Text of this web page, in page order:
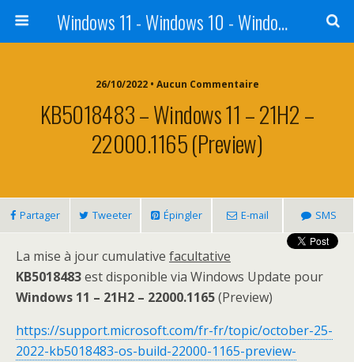
Windows 11 - Windows 10 - Windows 8 - Windows 7 - VISTA
26/10/2022 • Aucun Commentaire
KB5018483 – Windows 11 – 21H2 –
22000.1165 (Preview)
Partager Tweeter Épingler E-mail SMS
La mise à jour cumulative facultative
KB5018483est disponible via Windows Update pour
Windows 11 – 21H2 – 22000.1165(Preview)
https://support.microsoft.com/fr-fr/topic/october-25-
2022-kb5018483-os-build-22000-1165-preview-